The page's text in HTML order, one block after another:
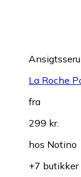
La Roche
fra
299 kr.
hos Notino
+7 butikker